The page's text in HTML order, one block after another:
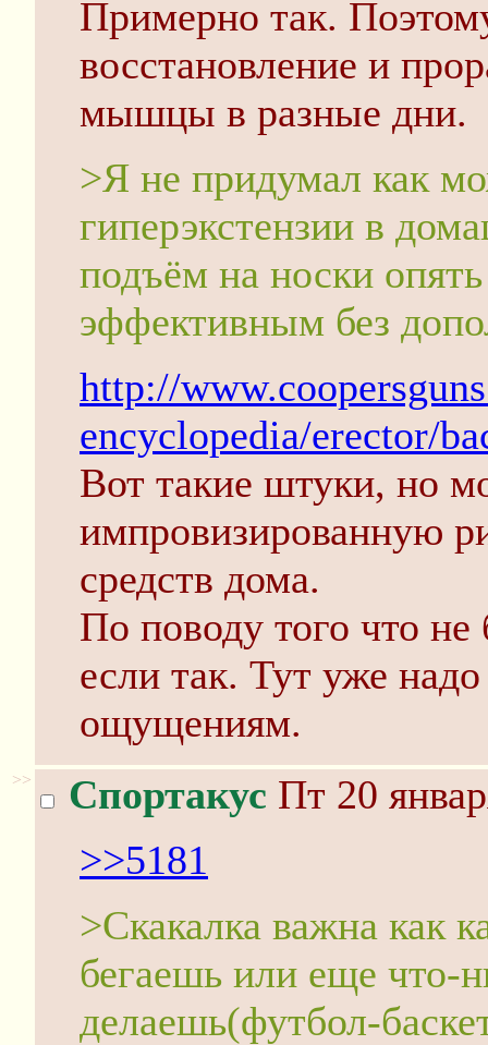
Примерно так.
восстановление и
мышцы в разные дни.
>Я не придумал как
гиперэкстензии в
подъём на носки
эффективным без
http://
encyclopedia/erector/
Вот такие штуки, но
импровизированную
средств дома.
По поводу того что не
если так. Тут уже
ощущениям.
>> Спортакус Пт 20
>>5181
>Скакалка важна как
бегаешь или еще что-
делаешь(футбол-